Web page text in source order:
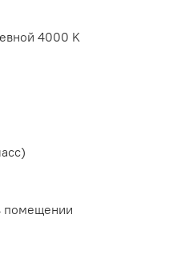
4000 K
помещении